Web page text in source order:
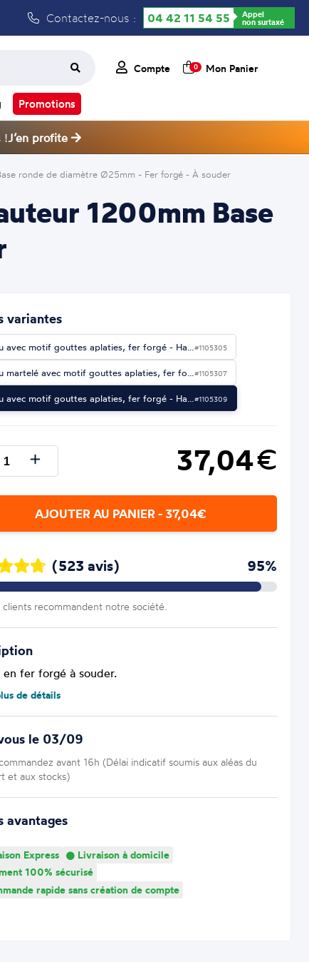
Contactez-nous : 04 42 11 54 55 Appel
non surtaxé
Compte 0 Mon Panier
Promotions
!J’en profite
ronde de diamètre Ø25mm - Fer forgé - À souder
1200mm Base
variantes
avec motif gouttes aplaties, fer forgé - Ha… #1105305
martelé avec motif gouttes aplaties, fer fo… #1105307
avec motif gouttes aplaties, fer forgé - Ha… #1105309
37,04€
AJOUTER AU PANIER - 37,04€
(523 avis) 95%
recommandent notre société.
en fer forgé à souder.
de détails
le 03/09
avant 16h (Délai indicatif soumis aux aléas du
et aux stocks)
avantages
Express
Livraison à domicile
100% sécurisé
rapide sans création de compte